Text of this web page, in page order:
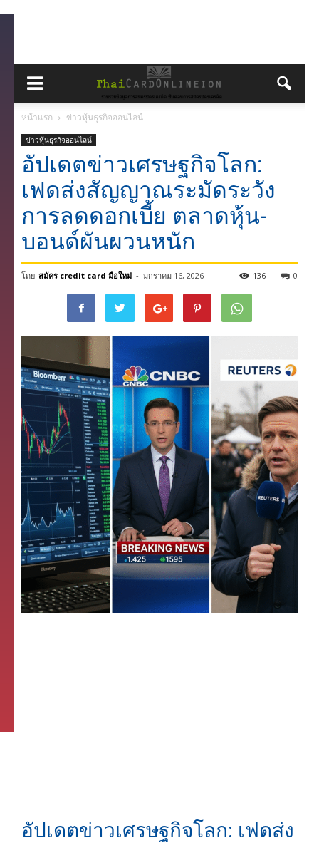
หน้าแรก ข่าวหุ้นธุรกิจออนไลน์
ข่าวหุ้นธุรกิจออนไลน์
อัปเดตข่าวเศรษฐกิจโลก:
เฟดส่งสัญญาณระมัดระวัง
การลดดอกเบี้ย ตลาดหุ้น-
บอนด์ผันผวนหนัก
โดย สมัคร credit card มือใหม่ - มกราคม 16, 2026 0
136
อัปเดตข่าวเศรษฐกิจโลก: เฟดส่ง